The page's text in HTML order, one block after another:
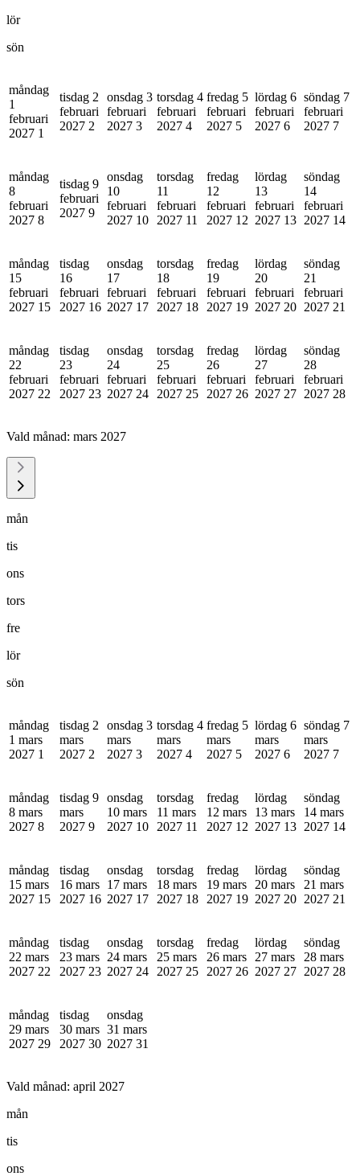
lör
sön
måndag
1
februari
2027 1
tisdag 2
februari
2027 2
onsdag 3
februari
2027 3
torsdag 4
februari
2027 4
fredag 5
februari
2027 5
lördag 6
februari
2027 6
söndag 7
februari
2027 7
måndag
8
februari
2027 8
tisdag 9
februari
2027 9
onsdag
10
februari
2027 10
torsdag
11
februari
2027 11
fredag
12
februari
2027 12
lördag
13
februari
2027 13
söndag
14
februari
2027 14
måndag
15
februari
2027 15
tisdag
16
februari
2027 16
onsdag
17
februari
2027 17
torsdag
18
februari
2027 18
fredag
19
februari
2027 19
lördag
20
februari
2027 20
söndag
21
februari
2027 21
måndag
22
februari
2027 22
tisdag
23
februari
2027 23
onsdag
24
februari
2027 24
torsdag
25
februari
2027 25
fredag
26
februari
2027 26
lördag
27
februari
2027 27
söndag
28
februari
2027 28
Vald månad: mars 2027
mån
tis
ons
tors
fre
lör
sön
måndag
1 mars
2027 1
tisdag 2
mars
2027 2
onsdag 3
mars
2027 3
torsdag 4
mars
2027 4
fredag 5
mars
2027 5
lördag 6
mars
2027 6
söndag 7
mars
2027 7
måndag
8 mars
2027 8
tisdag 9
mars
2027 9
onsdag
10 mars
2027 10
torsdag
11 mars
2027 11
fredag
12 mars
2027 12
lördag
13 mars
2027 13
söndag
14 mars
2027 14
måndag
15 mars
2027 15
tisdag
16 mars
2027 16
onsdag
17 mars
2027 17
torsdag
18 mars
2027 18
fredag
19 mars
2027 19
lördag
20 mars
2027 20
söndag
21 mars
2027 21
måndag
22 mars
2027 22
tisdag
23 mars
2027 23
onsdag
24 mars
2027 24
torsdag
25 mars
2027 25
fredag
26 mars
2027 26
lördag
27 mars
2027 27
söndag
28 mars
2027 28
måndag
29 mars
2027 29
tisdag
30 mars
2027 30
onsdag
31 mars
2027 31
Vald månad: april 2027
mån
tis
ons